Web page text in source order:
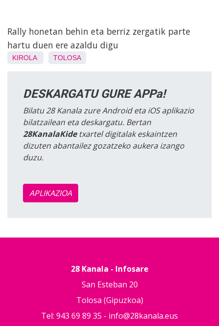
Rally honetan behin eta berriz zergatik parte
hartu duen ere azaldu digu
KIROLA TOLOSA
DESKARGATU GURE APPa!
Bilatu 28 Kanala zure Android eta iOS aplikazio
bilatzailean eta deskargatu. Bertan
28KanalaKidetxartel digitalak eskaintzen
dizuten abantailez gozatzeko aukera izango
duzu.
APLIKAZIOA
28 Kanala - Infosare
San Esteban 20
Tolosa (Gipuzkoa)
Tel: 943 69 89 35 - info@28kanala.eus